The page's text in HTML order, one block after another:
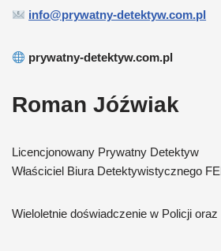
info@prywatny-detektyw.com.pl
prywatny-detektyw.com.pl
Roman Jóźwiak
Licencjonowany Prywatny Detektyw
Właściciel Biura Detektywistycznego
Wieloletnie doświadczenie w Policji